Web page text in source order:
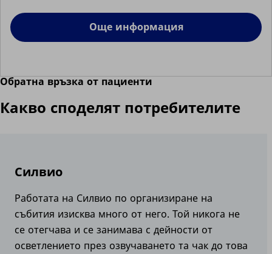
Още информация
Обратна връзка от пациенти
Какво споделят потребителите
Силвио
Работата на Силвио по организиране на
събития изисква много от него. Той никога не
се отегчава и се занимава с дейности от
осветлението през озвучаването та чак до това